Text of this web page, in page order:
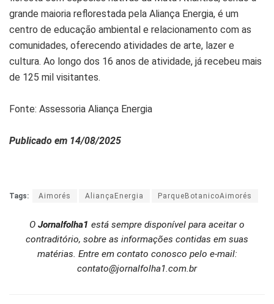
grande maioria reflorestada pela Aliança Energia, é um
centro de educação ambiental e relacionamento com as
comunidades, oferecendo atividades de arte, lazer e
cultura. Ao longo dos 16 anos de atividade, já recebeu mais
de 125 mil visitantes.
Fonte: Assessoria Aliança Energia
Publicado em 14/08/2025
Tags: Aimorés AliançaEnergia ParqueBotanicoAimorés
O Jornalfolha1 está sempre disponível para aceitar o
contraditório, sobre as informações contidas em suas
matérias. Entre em contato conosco pelo e-mail:
contato@jornalfolha1.com.br